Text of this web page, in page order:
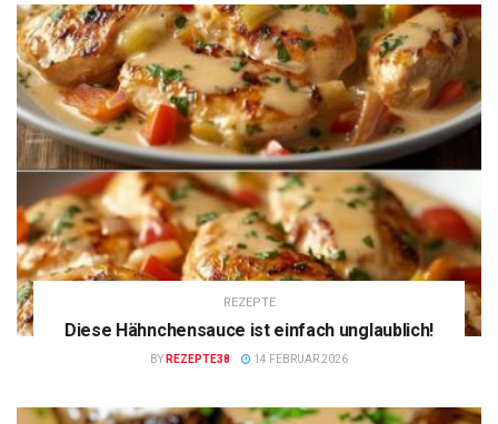
REZEPTE
Diese Hähnchensauce ist einfach unglaublich!
BY REZEPTE38 14 FEBRUAR 2026